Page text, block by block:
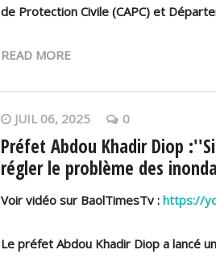
de Protection Civile (CAPC) et
READ MORE
JUIL 06, 2025 0
Préfet Abdou Khadir Diop
régler le problème des
Voir vidéo sur BaolTimesTv : https://
Le préfet Abdou Khadir Diop a lancé